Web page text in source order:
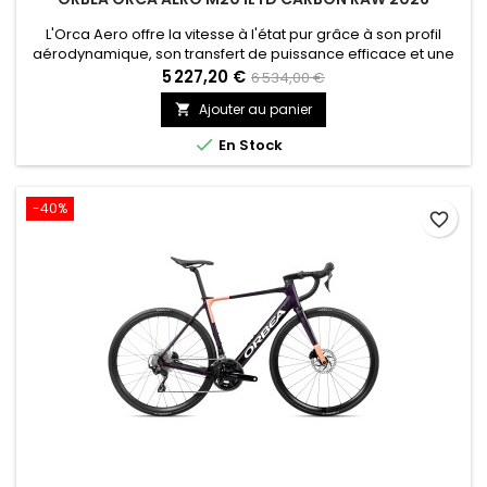
L'Orca Aero offre la vitesse à l'état pur grâce à son profil
aérodynamique, son transfert de puissance efficace et une
conduite précise. Il est conçu pour les cyclistes qui veulent
exploiter chaque watt.
5 227,20 € 6 534,00 €
 Ajouter au panier
 En Stock
-40%
favorite_border